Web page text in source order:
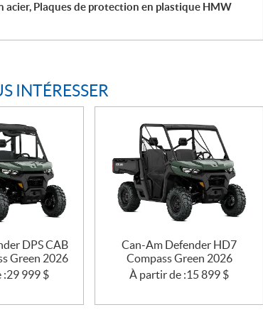
acier, Plaques de protection en plastique HMW
INTÉRESSER
DPS CAB
Green 2026
:29 999 $
Can-Am Defender HD7
Compass Green 2026
À partir de :15 899 $